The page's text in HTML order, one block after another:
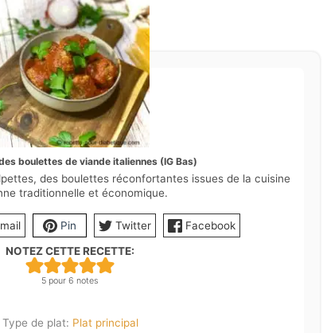
boulettes de viande italiennes (IG Bas)
des boulettes réconfortantes issues de la cuisine
traditionnelle et économique.
Pin Twitter
Facebook
NOTEZ CETTE RECETTE:
5 pour 6 notes
Type de plat: Plat principal